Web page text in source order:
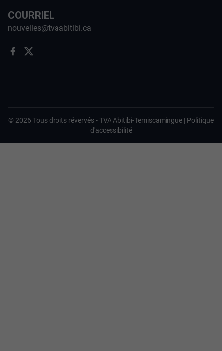
COURRIEL
nouvelles@tvaabitibi.ca
© 2026 Tous droits révervés -TVA Abitibi-Temiscamingue | Politique
d'accessibilité